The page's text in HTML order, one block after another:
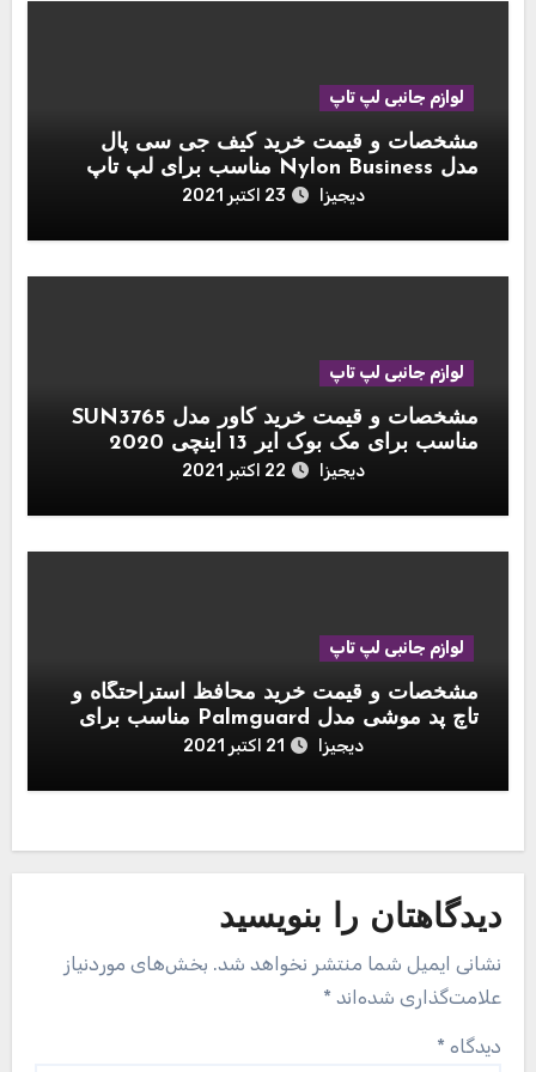
لوازم جانبی لپ تاپ
مشخصات و قیمت خرید کیف جی سی پال
مدل Nylon Business مناسب برای لپ تاپ
اپل مک بوک 15 اینچدیجیزا 23 اکتبر 2021
لوازم جانبی لپ تاپ
مشخصات و قیمت خرید کاور مدل SUN3765
مناسب برای مک بوک ایر 13 اینچی 2020
دیجیزا 22 اکتبر 2021
لوازم جانبی لپ تاپ
مشخصات و قیمت خرید محافظ استراحتگاه و
تاچ پد موشی مدل Palmguard مناسب برای
دیجیزا 21 اکتبر 2021
دیدگاهتان را بنویسید
نشانی ایمیل شما منتشر نخواهد شد. بخش‌های موردنیاز
علامت‌گذاری شده‌اند *
دیدگاه *